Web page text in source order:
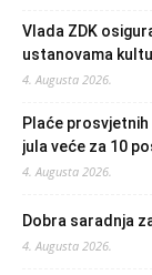
Vlada ZDK
ustanovama
4. Augusta 2026.
Plaće
jula veće za 10
4. Augusta 2026.
Dobra saradnja
4. Augusta 2026.